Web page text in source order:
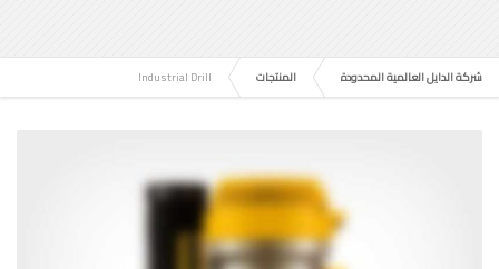
شركة الدايل العالمية المحدودة المنتجات Industrial Drill